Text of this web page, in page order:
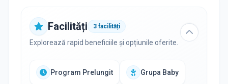
Facilități 3 facilități
Explorează rapid beneficiile și opțiunile oferite.
Program Prelungit Grupa Baby